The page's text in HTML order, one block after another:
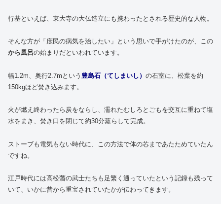
行基といえば、東大寺の大仏造立にも携わったとされる歴史的な人物。
そんな方が「庶民の病気を治したい」という思いで手がけたのが、この
から風呂の始まりだといわれています。
幅1.2m、奥行2.7mという 豊島石（てしまいし） の石室に、松葉を約
150kgほど焚き込みます。
火が燃え終わったら炭をならし、濡れたむしろとごもを交互に重ねて塩
水をまき、焚き口を閉じて約30分蒸らして完成。
ストーブも電気もない時代に、この方法で体の芯まであたためていたん
ですね。
江戸時代には高松藩の武士たちも足繁く通っていたという記録も残って
いて、いかに昔から重宝されていたかが伝わってきます。